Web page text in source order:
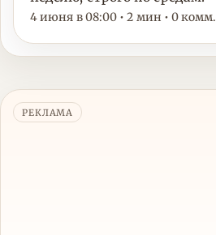
4 июня в 08:00 • 2 мин • 0 комм.
РЕКЛАМА